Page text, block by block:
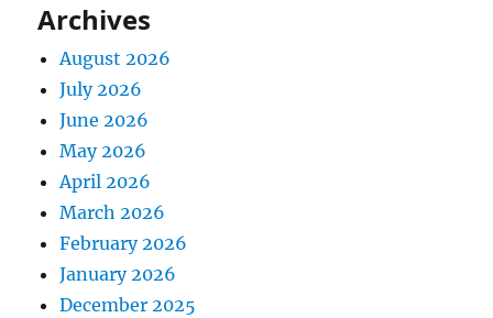
Archives
August 2026
July 2026
June 2026
May 2026
April 2026
March 2026
February 2026
January 2026
December 2025